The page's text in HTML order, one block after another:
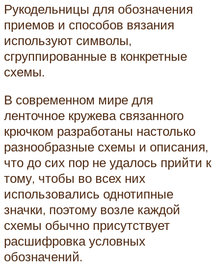
Рукодельницы для обозначения
приемов и способов вязания
используют символы,
сгруппированные в конкретные
схемы.
В современном мире для
ленточное кружева связанного
крючком разработаны настолько
разнообразные схемы и описания,
что до сих пор не удалось прийти к
тому, чтобы во всех них
использовались однотипные
значки, поэтому возле каждой
схемы обычно присутствует
расшифровка условных
обозначений.